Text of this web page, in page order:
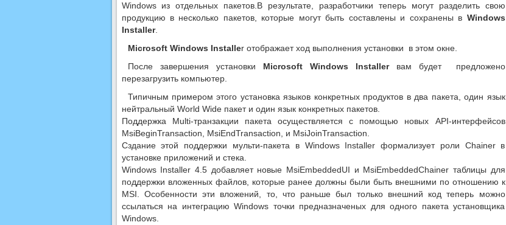
Windows из отдельных пакетов.В результате, разработчики теперь могут разделить свою
продукцию в несколько пакетов, которые могут быть составлены и сохранены в Windows
Installer.
Microsoft Windows Installer отображает ход выполнения установки в этом окне.
После завершения установки Microsoft Windows Installerвам будет предложено
перезагрузить компьютер.
Типичным примером этого установка языков конкретных продуктов в два пакета, один язык
нейтральный World Wide пакет и один язык конкретных пакетов.
Поддержка Multi-транзакции пакета осуществляется с помощью новых API-интерфейсов
MsiBeginTransaction, MsiEndTransaction, и MsiJoinTransaction.
Сздание этой поддержки мульти-пакета в Windows Installer формализует роли Chainer в
установке приложений и стека.
Windows Installer 4.5 добавляет новые MsiEmbeddedUI и MsiEmbeddedChainer таблицы для
поддержки вложенных файлов, которые ранее должны были быть внешними по отношению к
MSI. Особенности эти вложений, то, что раньше был только внешний код теперь можно
ссылаться на интеграцию Windows точки предназначеных для одного пакета установщика
Windows.